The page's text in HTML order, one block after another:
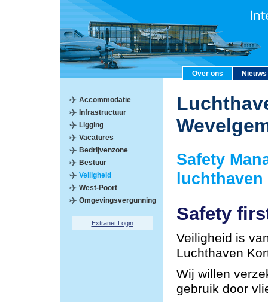
Over ons Nieuws
Accommodatie
Infrastructuur
Ligging
Vacatures
Bedrijvenzone
Bestuur
Veiligheid
West-Poort
Omgevingsvergunning
Extranet Login
Safety
luchthaven
Safety
Veiligheid is
Luchthaven
Wij willen
gebruik door